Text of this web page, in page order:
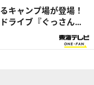
キャンプ場が登場！
ライブ『ぐっさん